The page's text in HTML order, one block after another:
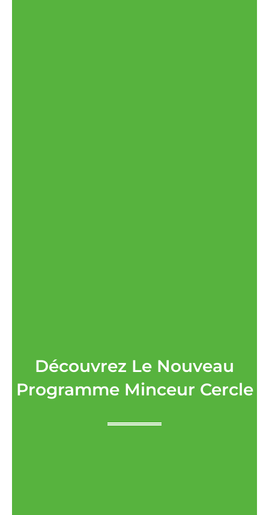
Découvrez Le Nouveau
Programme Minceur Cercle